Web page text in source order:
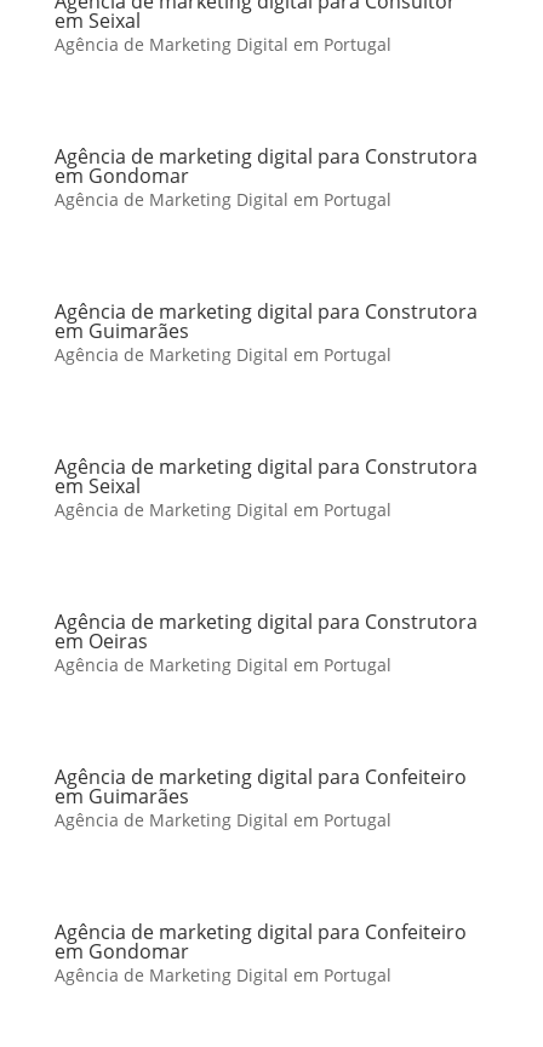
em Seixal
Agência de Marketing Digital em Portugal
Agência de marketing digital para Construtora
em Gondomar
Agência de Marketing Digital em Portugal
Agência de marketing digital para Construtora
em Guimarães
Agência de Marketing Digital em Portugal
Agência de marketing digital para Construtora
em Seixal
Agência de Marketing Digital em Portugal
Agência de marketing digital para Construtora
em Oeiras
Agência de Marketing Digital em Portugal
Agência de marketing digital para Confeiteiro
em Guimarães
Agência de Marketing Digital em Portugal
Agência de marketing digital para Confeiteiro
em Gondomar
Agência de Marketing Digital em Portugal